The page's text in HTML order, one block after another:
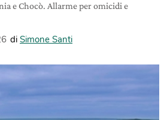
e Chocò. Allarme per omicidi e
di Simone Santi